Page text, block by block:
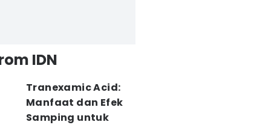
IDN
Tranexamic Acid:
Manfaat dan Efek
Samping untuk